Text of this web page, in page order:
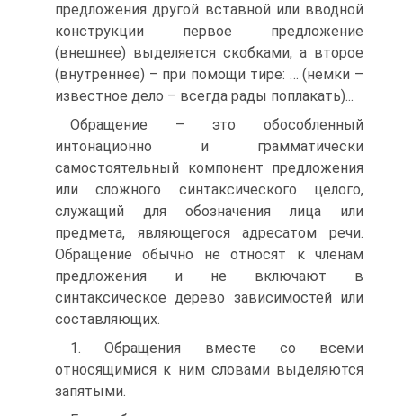
предложения другой вставной или вводной
конструкции первое предложение
(внешнее) выделяется скобками, а второе
(внутреннее) – при помощи тире: … (немки –
известное дело – всегда рады поплакать)...
Обращение – это обособленный
интонационно и грамматически
самостоятельный компонент предложения
или сложного синтаксического целого,
служащий для обозначения лица или
предмета, являющегося адресатом речи.
Обращение обычно не относят к членам
предложения и не включают в
синтаксическое дерево зависимостей или
составляющих.
1. Обращения вместе со всеми
относящимися к ним словами выделяются
запятыми.